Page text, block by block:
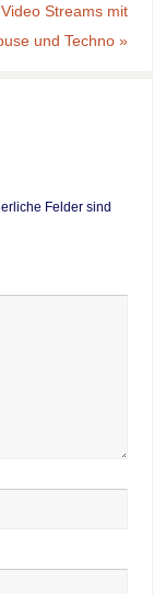
Streams mit
und Techno»
Felder sind